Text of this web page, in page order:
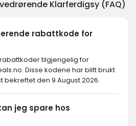
Klarferdigsy (FAQ)
rabattkode for
tilgjengelig for
Disse kodene har blitt brukt
bekreftet den 9 August 2026.
jeg spare hos